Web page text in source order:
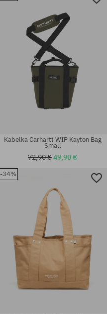
univerzálna veľkosť
univerzálna veľkosť
Kabelka Carhartt WIP Kayton Bag
Small
72,90 €49,90 €
-34%